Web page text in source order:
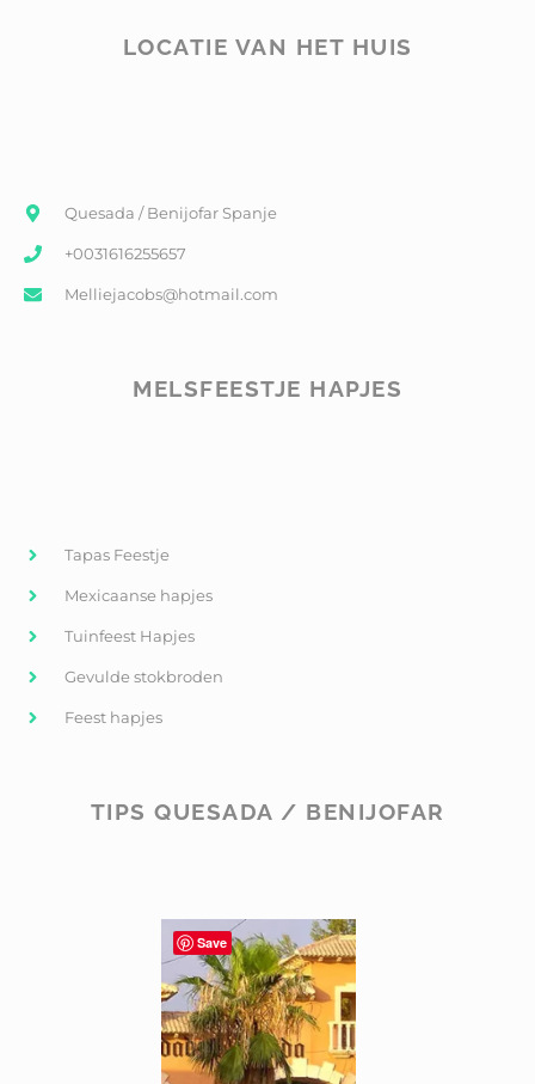
LOCATIE VAN HET HUIS
Quesada / Benijofar Spanje
+0031616255657
Melliejacobs@hotmail.com
MELSFEESTJE HAPJES
Tapas Feestje
Mexicaanse hapjes
Tuinfeest Hapjes
Gevulde stokbroden
Feest hapjes
TIPS QUESADA / BENIJOFAR
Save